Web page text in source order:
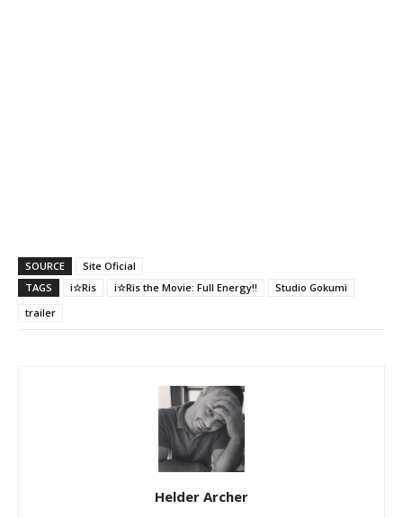
SOURCE
Site Oficial
TAGS
i☆Ris i☆Ris the Movie: Full Energy!!
Studio Gokumi
trailer
Helder Archer